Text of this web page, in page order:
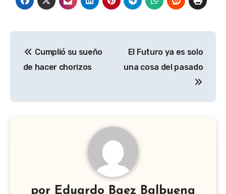
de
Cumplió su sueño
de hacer chorizos
El Futuro ya es solo
una cosa del pasado
por Eduardo Baez Balbuena